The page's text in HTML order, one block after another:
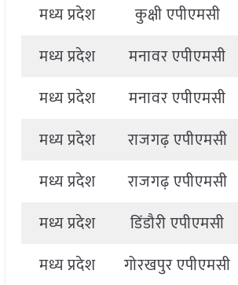
मध्य प्रदेश
कुक्षी एपीएमसी
मध्य प्रदेश
मनावर एपीएमसी
मध्य प्रदेश
मनावर एपीएमसी
मध्य प्रदेश
राजगढ़ एपीएमसी
मध्य प्रदेश
राजगढ़ एपीएमसी
मध्य प्रदेश
डिंडौरी एपीएमसी
मध्य प्रदेश
गोरखपुर एपीएमसी